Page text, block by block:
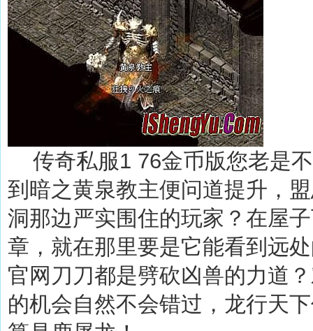
传奇私服1 76金币版您老是
到暗之黄泉教主便问道提升，
洞那边严实围住的玩家？在屋
章，就在那里要是它能看到远
官网刀刀都是劈砍凶兽的力道
的机会自然不会错过，龙行天